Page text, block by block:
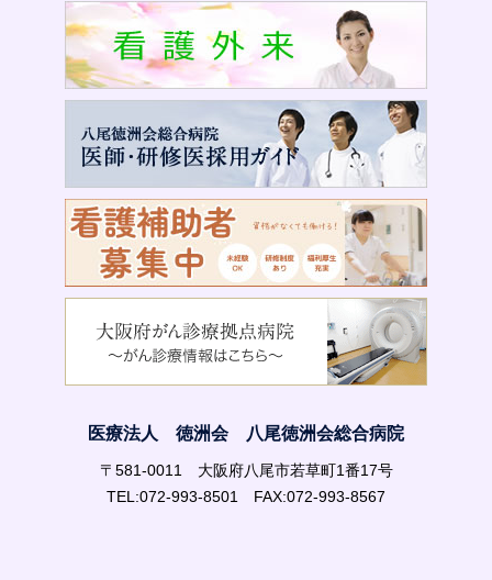
医療法人 徳洲会 八尾徳洲会総合病院
〒581-0011 大阪府八尾市若草町1番17号
TEL:072-993-8501 FAX:072-993-8567